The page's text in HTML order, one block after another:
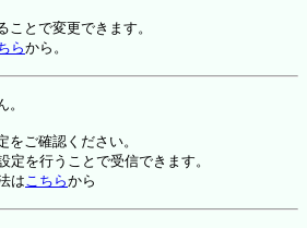
とで変更できます。
らから。
ご確認ください。
定を行うことで受信できます。
はこちらから